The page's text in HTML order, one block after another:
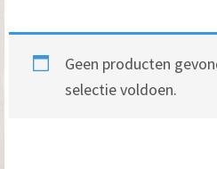
Geen producten
selectie voldoen.